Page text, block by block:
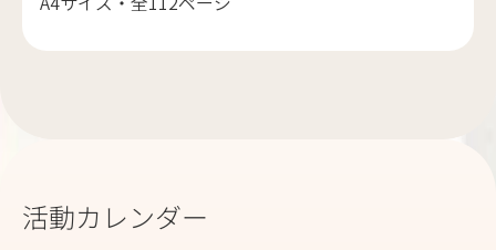
活動カレンダー